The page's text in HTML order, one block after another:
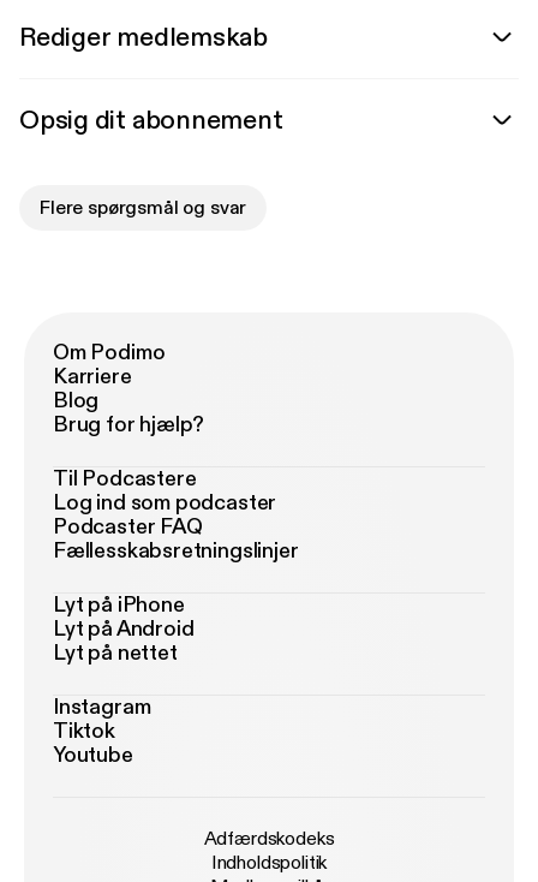
Rediger medlemskab
Opsig dit abonnement
Flere spørgsmål og svar
Om Podimo
Karriere
Blog
Brug for hjælp?
Til Podcastere
Log ind som podcaster
Podcaster FAQ
Fællesskabsretningslinjer
Lyt på iPhone
Lyt på Android
Lyt på nettet
Instagram
Tiktok
Youtube
Adfærdskodeks
Indholdspolitik